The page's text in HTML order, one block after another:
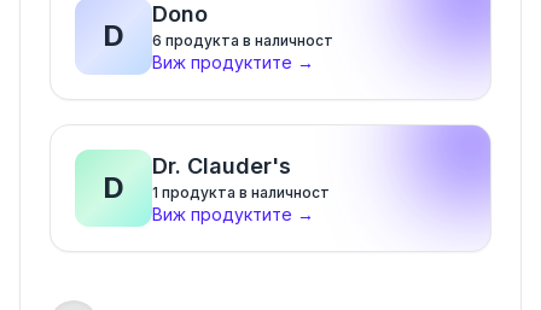
D
Dono
6 продукта в наличност
Виж продуктите →
D
Dr. Clauder's
1 продукта в наличност
Виж продуктите →